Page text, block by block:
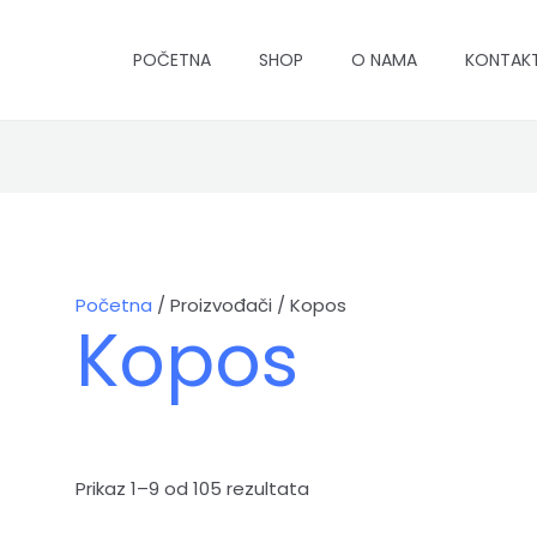
POČETNA SHOP O NAMA
Početna / Proizvođači / Kopos
Kopos
Prikaz 1–9 od 105 rezultata